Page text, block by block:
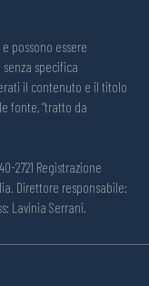
possono essere
specifica
il contenuto e il titolo
fonte, “tratto da
2721 Registrazione
Direttore responsabile:
Lavinia Serrani.